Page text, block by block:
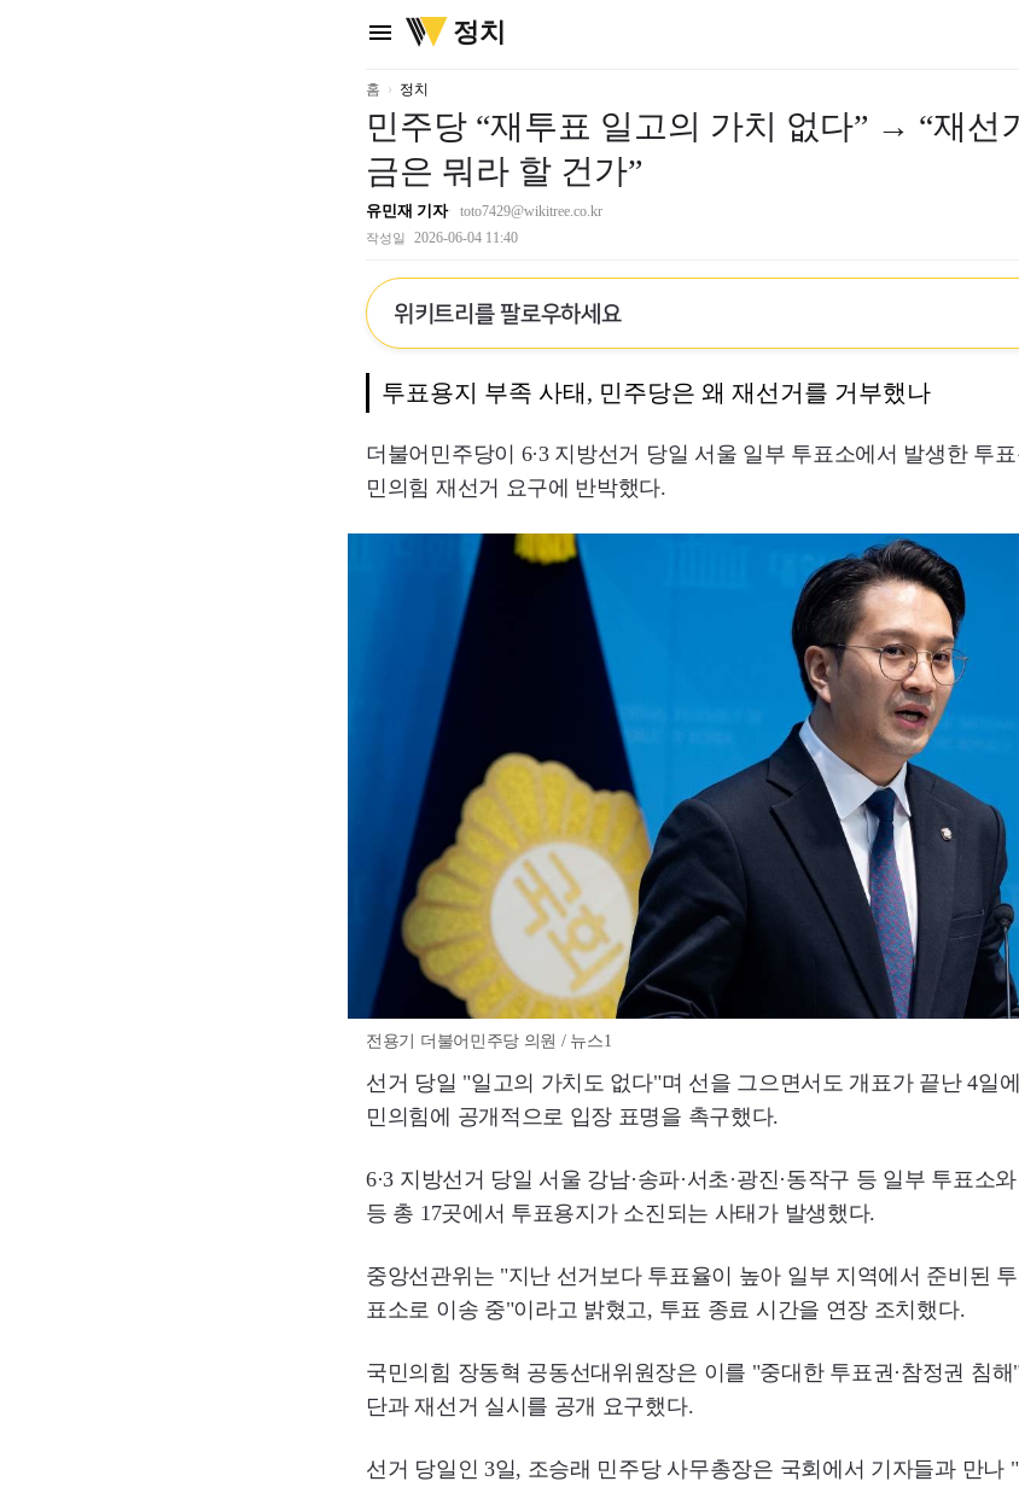
menu
위
키
정치
홈 정치
민주당 “재투표 일고의 가치 없다” → “재선
금은 뭐라 할 건가”
유민재 기자 toto7429@wikitree.co.kr
작성일 2026-06-04 11:40
위키트리를 팔로우하세요
투표용지 부족 사태, 민주당은 왜 재선거를 거부했나
더불어민주당이 6·3 지방선거 당일 서울 일부 투표소에서 발생한 투
민의힘 재선거 요구에 반박했다.
전용기 더불어민주당 의원 / 뉴스1
선거 당일 "일고의 가치도 없다"며 선을 그으면서도 개표가 끝난 4일
민의힘에 공개적으로 입장 표명을 촉구했다.
6·3 지방선거 당일 서울 강남·송파·서초·광진·동작구 등 일부 투표소
등 총 17곳에서 투표용지가 소진되는 사태가 발생했다.
중앙선관위는 "지난 선거보다 투표율이 높아 일부 지역에서 준비된
표소로 이송 중"이라고 밝혔고, 투표 종료 시간을 연장 조치했다.
국민의힘 장동혁 공동선대위원장은 이를 "중대한 투표권·참정권 침
단과 재선거 실시를 공개 요구했다.
선거 당일인 3일, 조승래 민주당 사무총장은 국회에서 기자들과 만나